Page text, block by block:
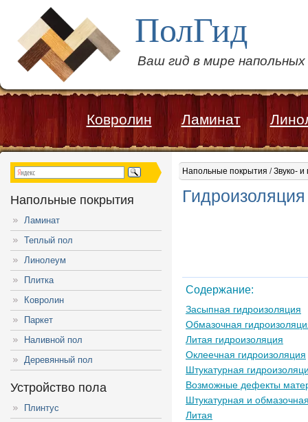
ПолГид
Ваш гид в мире
Ковролин Ламинат
Напольные покрытия /Звуко- и
Содержание:
Засыпная гидроизоляция
Обмазочная
Литая гидроизоляция
Оклеечная гидроизоляция
Штукатурная
Возможные дефекты
Штукатурная и
Литая
Напольные покрытия
Ламинат
Теплый пол
Линолеум
Плитка
Ковролин
Паркет
Наливной пол
Деревянный пол
Устройство пола
Плинтус